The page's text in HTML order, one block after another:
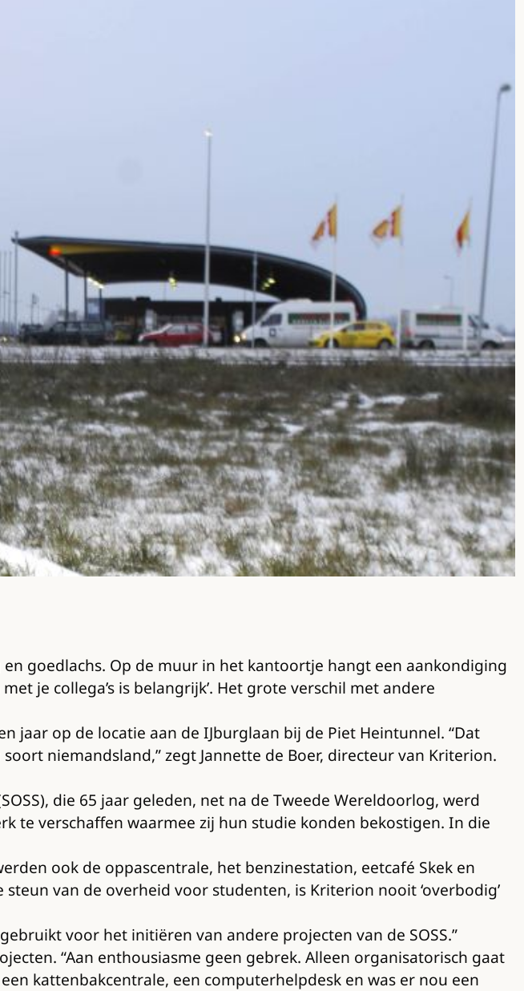
goedlachs. Op de muur in het kantoortje hangt een aankondiging
je collega’s is belangrijk’. Het grote verschil met andere
op de locatie aan de IJburglaan bij de Piet Heintunnel. “Dat
niemandsland,” zegt Jannette de Boer, directeur van Kriterion.
die 65 jaar geleden, net na de Tweede Wereldoorlog, werd
te verschaffen waarmee zij hun studie konden bekostigen. In die
ook de oppascentrale, het benzinestation, eetcafé Skek en
van de overheid voor studenten, is Kriterion nooit ‘overbodig’
voor het initiëren van andere projecten van de SOSS.”
“Aan enthousiasme geen gebrek. Alleen organisatorisch gaat
kattenbakcentrale, een computerhelpdesk en was er nou een